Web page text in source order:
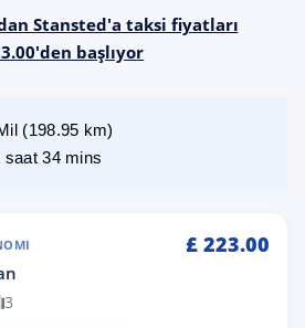
Stansted'a taksi fiyatları
başlıyor
(198.95 km)
saat 34 mins
£ 223.00
3